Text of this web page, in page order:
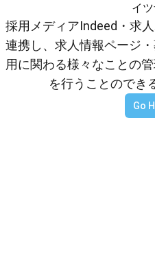
イ
採用メディアIndeed・求
連携し、求人情報ページ
用に関わる様々なことの
を行うことのでき
Go